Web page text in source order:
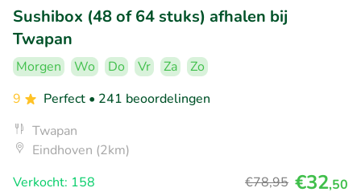
Sushibox (48 of 64 stuks) afhalen bij
Twapan
Morgen Wo Do Vr Za
Zo
9
Perfect • 241 beoordelingen
Twapan
Eindhoven (2km)
Verkocht: 158
€78,95 €32,50